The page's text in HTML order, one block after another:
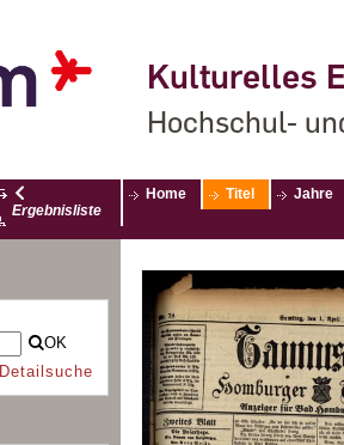
Kulturelles
Hochschul-
Ergebnisliste
Home Titel Jahre
OK
Detailsuche